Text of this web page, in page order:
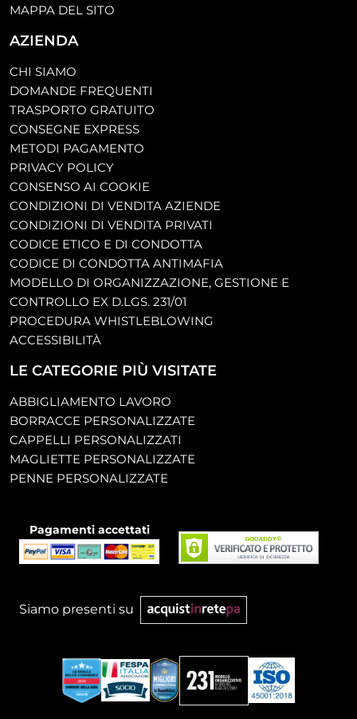
MAPPA DEL SITO
AZIENDA
CHI SIAMO
DOMANDE FREQUENTI
TRASPORTO GRATUITO
CONSEGNE EXPRESS
METODI PAGAMENTO
PRIVACY POLICY
CONSENSO AI COOKIE
CONDIZIONI DI VENDITA AZIENDE
CONDIZIONI DI VENDITA PRIVATI
CODICE ETICO E DI CONDOTTA
CODICE DI CONDOTTA ANTIMAFIA
MODELLO DI ORGANIZZAZIONE, GESTIONE E
CONTROLLO EX D.LGS. 231/01
PROCEDURA WHISTLEBLOWING
ACCESSIBILITÀ
LE CATEGORIE PIÙ VISITATE
ABBIGLIAMENTO LAVORO
BORRACCE PERSONALIZZATE
CAPPELLI PERSONALIZZATI
MAGLIETTE PERSONALIZZATE
PENNE PERSONALIZZATE
Pagamenti accettati
Siamo presenti su